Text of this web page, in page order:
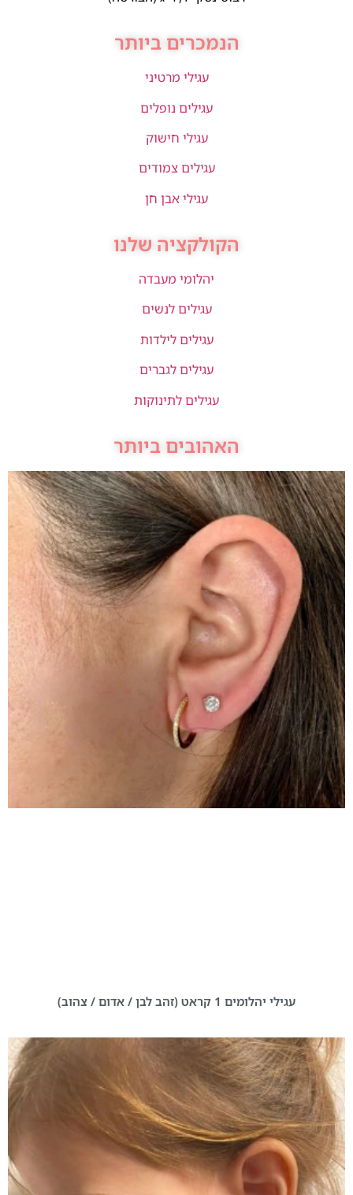
הנמכרים ביותר
עגילי מרטיני
עגילים נופלים
עגילי חישוק
עגילים צמודים
עגילי אבן חן
הקולקציה שלנו
יהלומי מעבדה
עגילים לנשים
עגילים לילדות
עגילים לגברים
עגילים לתינוקות
האהובים ביותר
עגילי יהלומים 1 קראט (זהב לבן / אדום / צהוב)